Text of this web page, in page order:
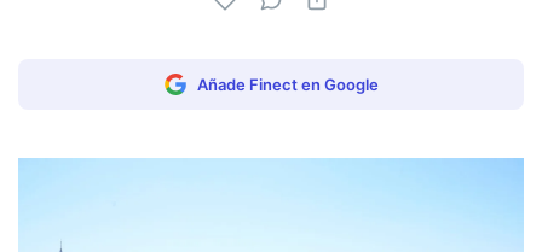
Añade Finect en Google